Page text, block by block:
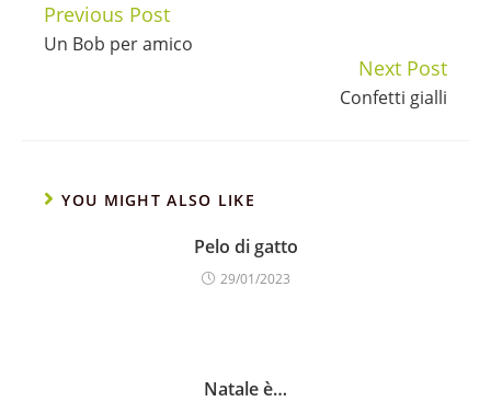
Continue
Reading
Previous Post
Un Bob per amico
Next Post
Confetti gialli
YOU MIGHT ALSO LIKE
Pelo di gatto
29/01/2023
Natale è…